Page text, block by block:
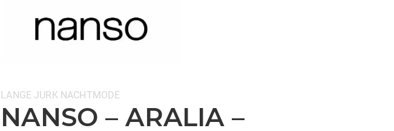
Categorieën:
LANGE JURK NACHTMODE
NANSO – ARALIA –